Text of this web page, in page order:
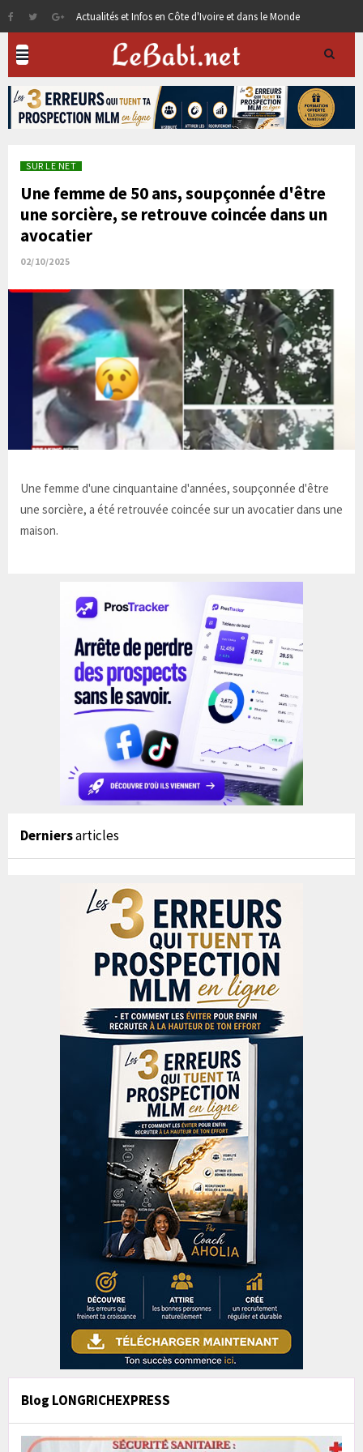
Actualités et Infos en Côte d'Ivoire et dans le Monde
SUR LE NET
Une femme de 50 ans, soupçonnée d'être
une sorcière, se retrouve coincée dans un
avocatier
02/10/2025
Une femme d'une cinquantaine d'années, soupçonnée d'être
une sorcière, a été retrouvée coincée sur un avocatier dans une
maison.
Derniersarticles
Blog LONGRICHEXPRESS